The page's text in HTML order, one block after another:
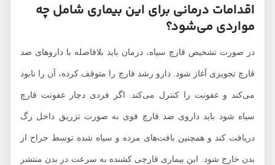
اقدامات درمانی برای این بیماری شامل چه
مواردی می‌شود؟
در صورت تشخیص قارچ سیاه، درمان باید بلافاصله با داروهای ضد
قارچ تجویزی آغاز شود. دارو رشد قارچ را متوقف کرده، آن را نابود
می‌کند و عفونت را کنترل می‌کند. اگر فردی دچار عفونت قارچ
سیاه شود باید داروی ضد قارچ قوی به صورت تزریق داخل رگ
دریافت کند و همچنین بافت‌های مرده و سیاه شده توسط جراح از
بدن خارج شود. این بیماری قارچی کشنده به سرعت در بدن منتشر